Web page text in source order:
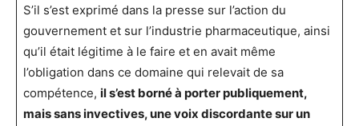
S’il s’est exprimé dans la presse sur l’action du
gouvernement et sur l’industrie pharmaceutique, ainsi
qu’il était légitime à le faire et en avait même
l’obligation dans ce domaine qui relevait de sa
compétence, il s’est borné à porter publiquement,
mais sans invectives, une voix discordante sur un